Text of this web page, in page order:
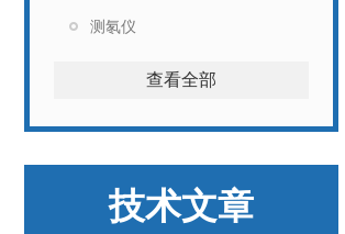
测氡仪
查看全部
技术文章